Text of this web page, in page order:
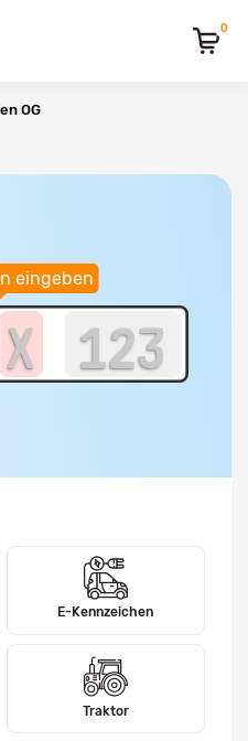
0
OG
eingeben
E-Kennzeichen
Traktor